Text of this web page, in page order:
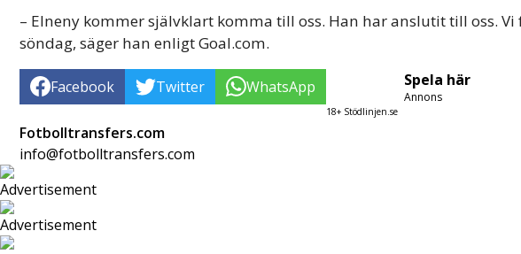
– Elneny kommer självklart komma till oss. Han har anslutit till oss.
söndag, säger han enligt Goal.com.
Facebook Twitter WhatsApp
18+ Stödlinjen.se
Spela här
Annons
Fotbolltransfers.com
info@fotbolltransfers.com